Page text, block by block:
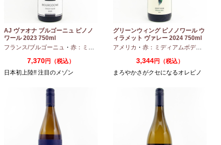
AJ ヴァオナ ブルゴーニュ ピノノ
ワール 2023 750ml
フランス/ブルゴーニュ ・ 赤：ミディアムボディ ・ ピノノワール
7,370円（税込）
日本初上陸!! 注目のメゾン
グリーンウィング ピノノワール ウ
ィラメット ヴァレー 2024 750ml
アメリカ ・ 赤：ミディアムボディ
3,344円（税込）
まろやかさがクセになるオレピノ